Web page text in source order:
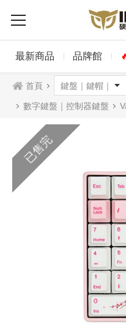
最新商品 品牌館
首頁
數字鍵盤｜控制器鍵盤
已售完